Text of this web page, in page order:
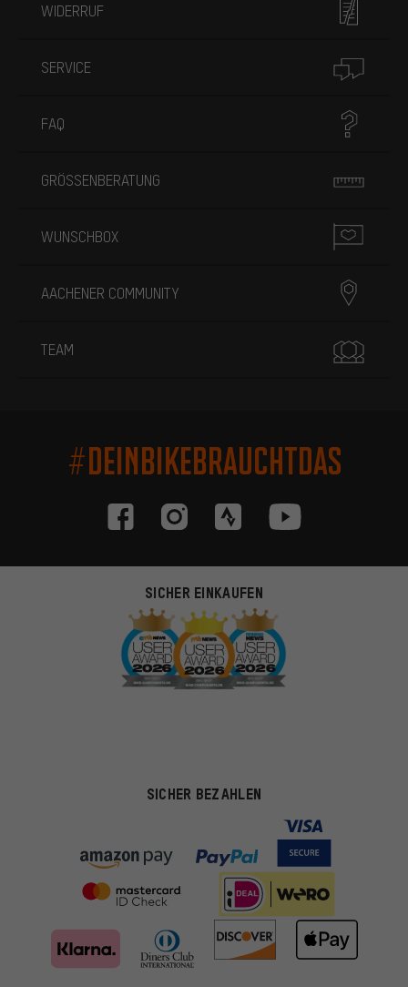
WIDERRUF
SERVICE
FAQ
GRÖSSENBERATUNG
WUNSCHBOX
AACHENER COMMUNITY
TEAM
#DEINBIKEBRAUCHTDAS
SICHER EINKAUFEN
SICHER BEZAHLEN